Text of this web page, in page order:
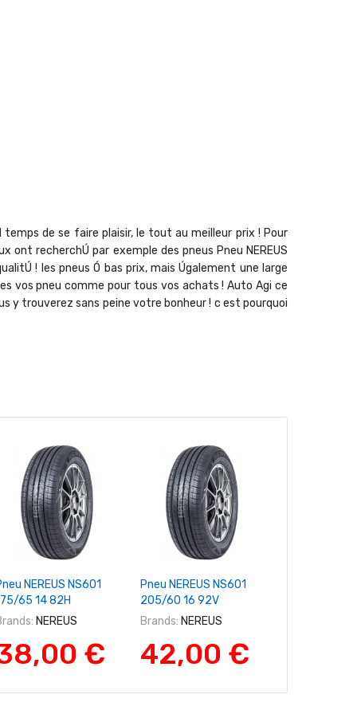
de se faire plaisir, le tout au meilleur prix ! Pour
recherchÚ par exemple des pneus Pneu NEREUS
! les pneus Ó bas prix, mais Úgalement une large
vos pneu comme pour tous vos achats ! Auto Agi ce
y trouverez sans peine votre bonheur ! c est pourquoi
+ Ajouter Au Panier
NEREUS NS601
65 14 82H
NEREUS
€
+ Ajouter Au Panier
Pneu NEREUS NS601
205/60 16 92V
Brands: NEREUS
42,00 €